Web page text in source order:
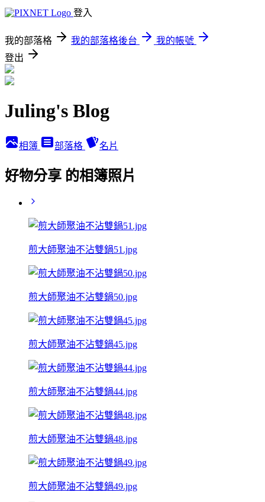
登入
我的部落格 我的部落格後台
我的帳號
登出
Juling's Blog
相簿 部落格 名片
好物分享 的相簿照片
煎大師聚油不沾雙鍋51.jpg
煎大師聚油不沾雙鍋50.jpg
煎大師聚油不沾雙鍋45.jpg
煎大師聚油不沾雙鍋44.jpg
煎大師聚油不沾雙鍋48.jpg
煎大師聚油不沾雙鍋49.jpg